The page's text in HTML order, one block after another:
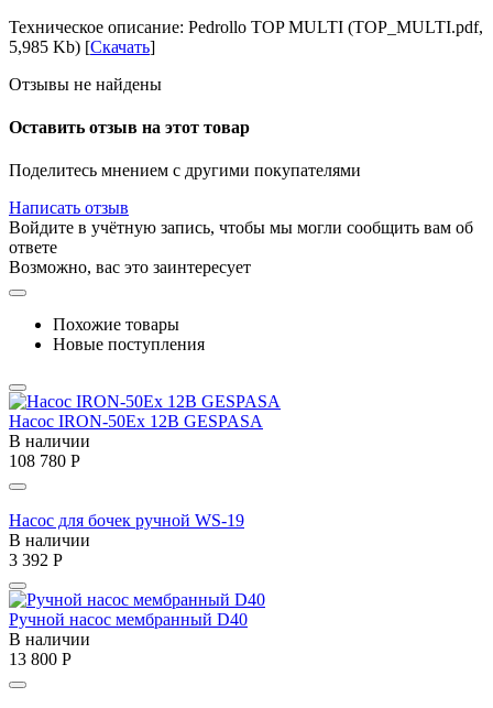
Техническое описание: Pedrollo TOP MULTI (TOP_MULTI.pdf,
5,985 Kb) [Скачать]
Отзывы не найдены
Оставить отзыв на этот товар
Поделитесь мнением с другими покупателями
Написать отзыв
Войдите в учётную запись, чтобы мы могли сообщить вам об
ответе
Возможно, вас это заинтересует
Похожие товары
Новые поступления
Насос IRON-50Ex 12В GESPASA
В наличии
108 780 Р
Насос для бочек ручной WS-19
В наличии
3 392 Р
Ручной насос мембранный D40
В наличии
13 800 Р